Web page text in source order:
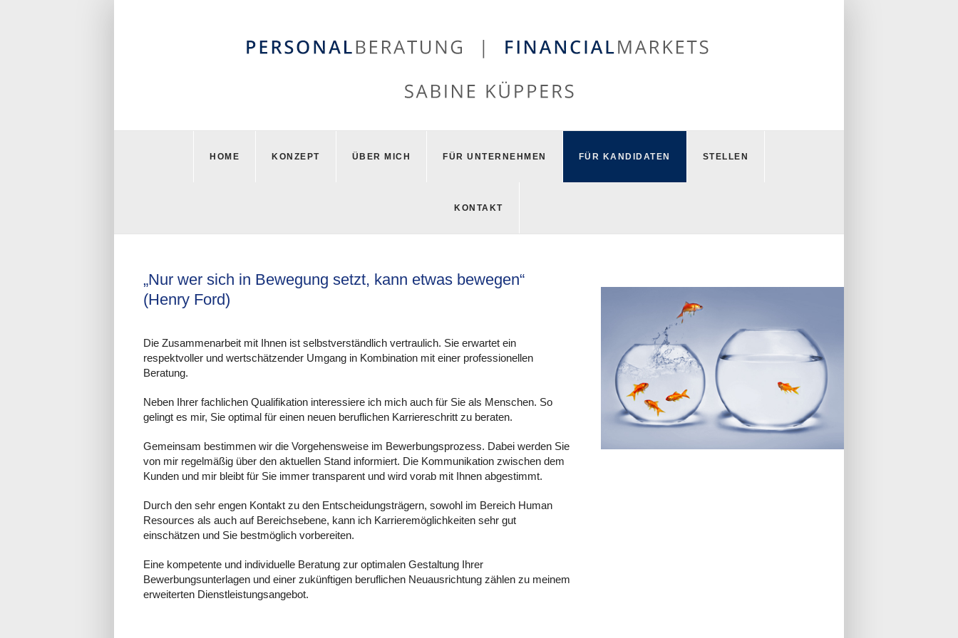
HOME KONZEPT ÜBER MICH FÜR UNTERNEHMEN FÜR KANDIDATEN STELLEN
KONTAKT
„Nur wer sich in Bewegung setzt, kann etwas bewegen“
(Henry Ford)
Die Zusammenarbeit mit Ihnen ist selbstverständlich vertraulich. Sie erwartet ein
respektvoller und wertschätzender Umgang in Kombination mit einer professionellen
Beratung.
Neben Ihrer fachlichen Qualifikation interessiere ich mich auch für Sie als Menschen. So
gelingt es mir, Sie optimal für einen neuen beruflichen Karriereschritt zu beraten.
Gemeinsam bestimmen wir die Vorgehensweise im Bewerbungsprozess. Dabei werden Sie
von mir regelmäßig über den aktuellen Stand informiert. Die Kommunikation zwischen dem
Kunden und mir bleibt für Sie immer transparent und wird vorab mit Ihnen abgestimmt.
Durch den sehr engen Kontakt zu den Entscheidungsträgern, sowohl im Bereich Human
Resources als auch auf Bereichsebene, kann ich Karrieremöglichkeiten sehr gut
einschätzen und Sie bestmöglich vorbereiten.
Eine kompetente und individuelle Beratung zur optimalen Gestaltung Ihrer
Bewerbungsunterlagen und einer zukünftigen beruflichen Neuausrichtung zählen zu meinem
erweiterten Dienstleistungsangebot.